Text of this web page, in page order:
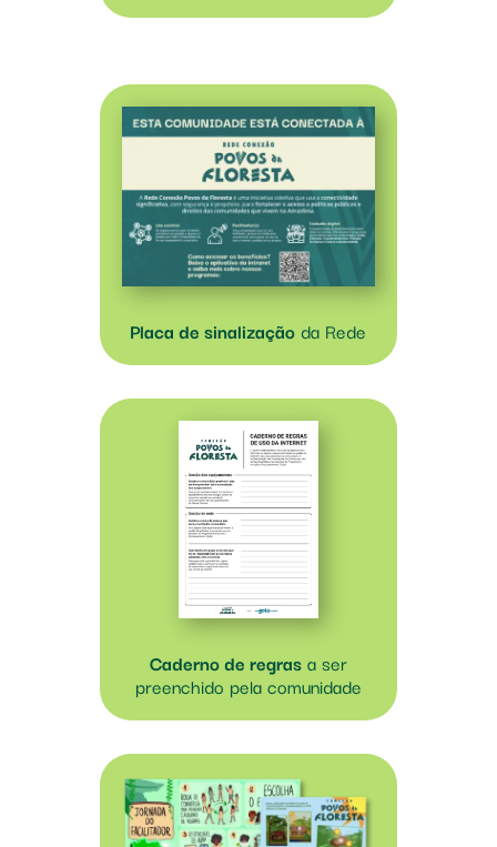
Placa de sinalização da Rede
Caderno de regrasa ser
preenchido pela comunidade